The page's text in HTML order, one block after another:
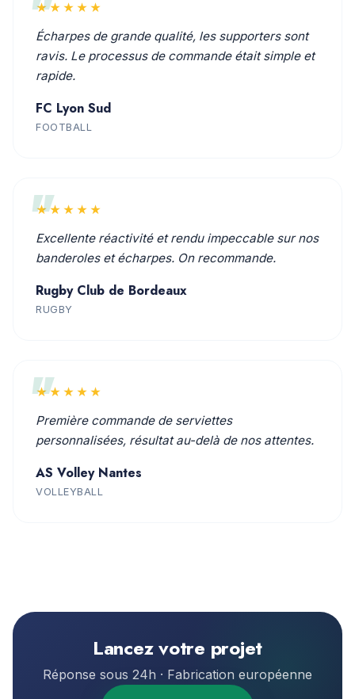
★★★★★
Écharpes de grande qualité, les supporters sont
ravis. Le processus de commande était simple et
rapide.
FC Lyon Sud
FOOTBALL
★★★★★
Excellente réactivité et rendu impeccable sur nos
banderoles et écharpes. On recommande.
Rugby Club de Bordeaux
RUGBY
★★★★★
Première commande de serviettes
personnalisées, résultat au-delà de nos attentes.
AS Volley Nantes
VOLLEYBALL
Lancez votre projet
Réponse sous 24h · Fabrication européenne